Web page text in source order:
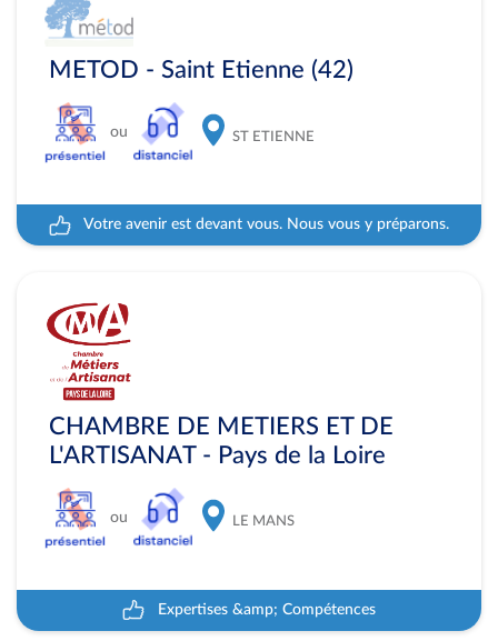
METOD - Saint Etienne (42)
ou ST ETIENNE
Votre avenir est devant vous. Nous vous y préparons.
CHAMBRE DE METIERS ET DE
L'ARTISANAT - Pays de la Loire
ou LE MANS
Expertises &amp; Compétences